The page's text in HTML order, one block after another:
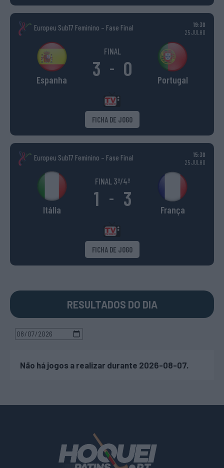
Europeu Sub17 Feminino – Fase Final
19:30
25 JULHO
Espanha
FINAL
3 - 0 Portugal
FICHA DE JOGO
Europeu Sub17 Feminino – Fase Final
15:30
25 JULHO
Itália
FINAL 3º/4º
1 - 3 França
FICHA DE JOGO
RESULTADOS DO DIA
Não há jogos a realizar durante 2026-08-07.